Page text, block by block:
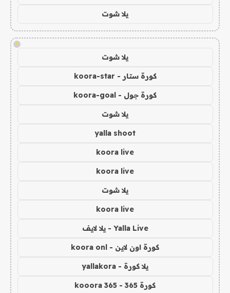
يلا شوت
!
يلا شوت
كورة ستار - koora-star
كورة جول - koora-goal
يلا شوت
yalla shoot
koora live
koora live
يلا شوت
koora live
Yalla Live - يلا لايف
كورة اون لاين - koora onl
يلا كورة - yallakora
كورة 365 - kooora 365